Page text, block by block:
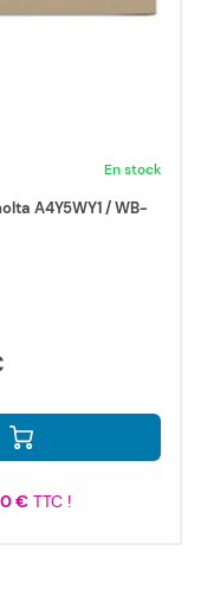
En stock
A4Y5WY1 / WB-
€TTC !